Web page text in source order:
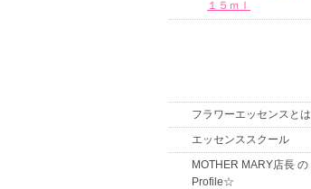
１５ｍｌ
フラワーエッセンスとは
エッセンススクール
MOTHER MARY店長 の
Profile☆